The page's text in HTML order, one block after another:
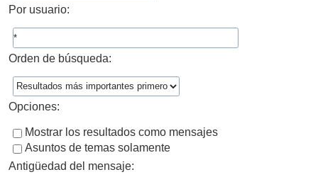
Por usuario:
Orden de búsqueda:
Opciones:
Mostrar los resultados como mensajes
Asuntos de temas solamente
Antigüedad del mensaje: